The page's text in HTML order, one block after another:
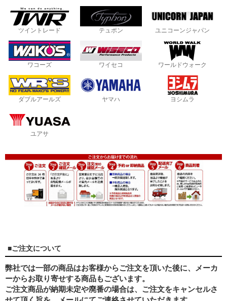
ツイントレード テュポン ユニコーンジャパン
ワコーズ ワイセコ ワールドウォーク
ダブルアールズ ヤマハ ヨシムラ
ユアサ
■ご注文について
弊社では一部の商品はお客様からご注文を頂いた後に、メーカ
ーからお取り寄せする商品もございます。
ご注文商品が納期未定や廃番の場合は、ご注文をキャンセルさ